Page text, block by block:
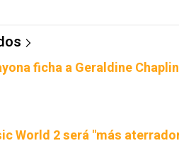
ficha a Geraldine
World 2 será "más